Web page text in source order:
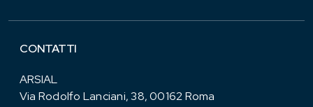
CONTATTI
ARSIAL
Via Rodolfo Lanciani, 38, 00162 Roma